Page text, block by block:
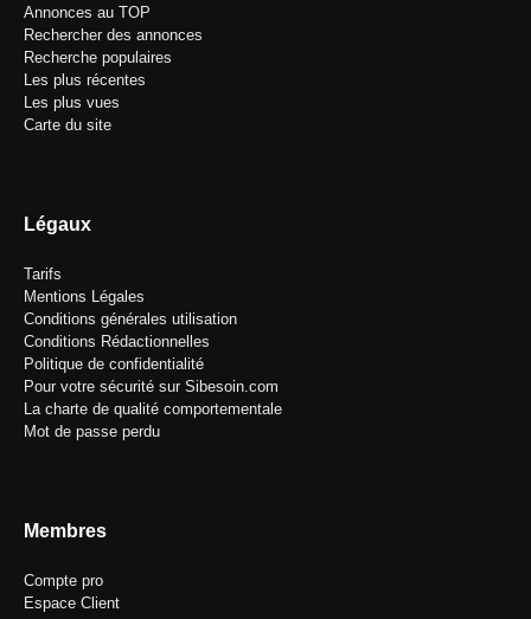
Annonces au TOP
Rechercher des annonces
Recherche populaires
Les plus récentes
Les plus vues
Carte du site
Légaux
Tarifs
Mentions Légales
Conditions générales utilisation
Conditions Rédactionnelles
Politique de confidentialité
Pour votre sécurité sur Sibesoin.com
La charte de qualité comportementale
Mot de passe perdu
Membres
Compte pro
Espace Client